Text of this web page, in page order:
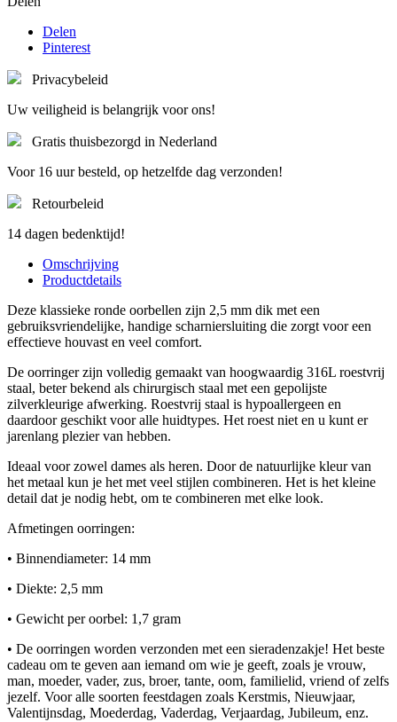
Delen
Pinterest
Privacybeleid
Uw veiligheid is belangrijk voor ons!
Gratis thuisbezorgd in Nederland
Voor 16 uur besteld, op hetzelfde dag verzonden!
Retourbeleid
14 dagen bedenktijd!
Omschrijving
Productdetails
Deze klassieke ronde oorbellen zijn 2,5 mm dik met een
gebruiksvriendelijke, handige scharniersluiting die zorgt voor een
effectieve houvast en veel comfort.
De oorringer zijn volledig gemaakt van hoogwaardig 316L roestvrij
staal, beter bekend als chirurgisch staal met een gepolijste
zilverkleurige afwerking. Roestvrij staal is hypoallergeen en
daardoor geschikt voor alle huidtypes. Het roest niet en u kunt er
jarenlang plezier van hebben.
Ideaal voor zowel dames als heren. Door de natuurlijke kleur van
het metaal kun je het met veel stijlen combineren. Het is het kleine
detail dat je nodig hebt, om te combineren met elke look.
Afmetingen oorringen:
• Binnendiameter: 14 mm
• Diekte: 2,5 mm
• Gewicht per oorbel: 1,7 gram
• De oorringen worden verzonden met een sieradenzakje! Het beste
cadeau om te geven aan iemand om wie je geeft, zoals je vrouw,
man, moeder, vader, zus, broer, tante, oom, familielid, vriend of zelfs
jezelf. Voor alle soorten feestdagen zoals Kerstmis, Nieuwjaar,
Valentijnsdag, Moederdag, Vaderdag, Verjaardag, Jubileum, enz.